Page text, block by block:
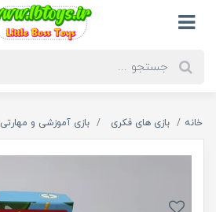
خانه بازی های فکری بازی آموزشی و مهارتی